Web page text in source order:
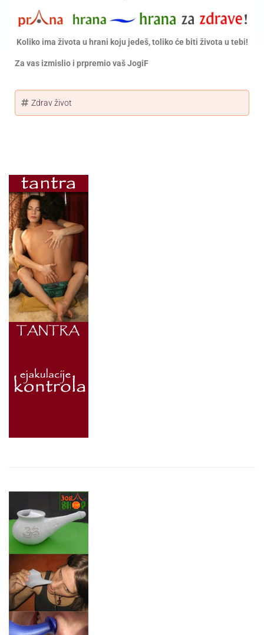
Koliko ima života u hrani koju jedeš, toliko će biti života u tebi!
Za vas izmislio i prpremio vaš JogiF
Zdrav život